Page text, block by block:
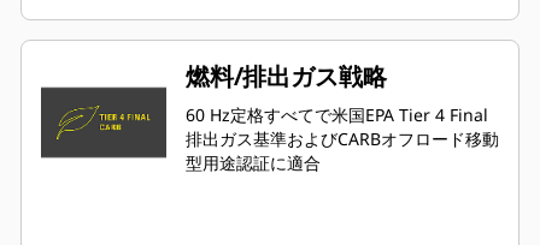
燃料/排出ガス戦略
60 Hz定格すべてで米国EPA Tier 4 Final
排出ガス基準およびCARBオフロード移動
型用途認証に適合